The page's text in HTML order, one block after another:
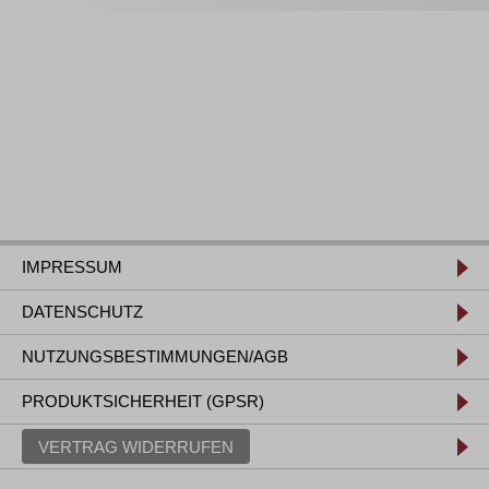
IMPRESSUM
DATENSCHUTZ
NUTZUNGSBESTIMMUNGEN/AGB
PRODUKTSICHERHEIT (GPSR)
VERTRAG WIDERRUFEN